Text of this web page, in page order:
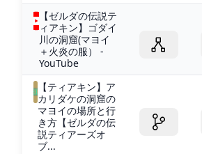
【ゼルダの伝説テ
ィアキン】ゴダイ
川の洞窟(マヨイ
＋火炎の服） -
YouTube
【ティアキン】ア
カリダケの洞窟の
マヨイの場所と行
き方【ゼルダの伝
説ティアーズオ
ブ...